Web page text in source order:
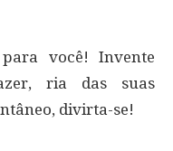
você! Invente
ria das suas
divirta-se!